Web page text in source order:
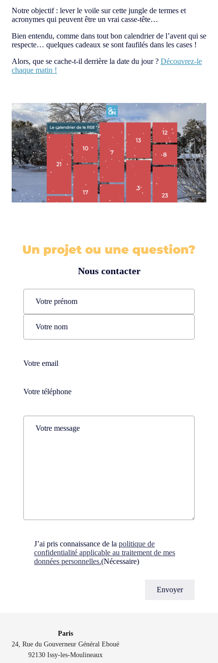
Notre objectif : lever le voile sur cette jungle de termes et
acronymes qui peuvent être un vrai casse-tête…
Bien entendu, comme dans tout bon calendrier de l’avent qui se
respecte… quelques cadeaux se sont faufilés dans les cases !
Alors, que se cache-t-il derrière la date du jour ? Découvrez-le
chaque matin !
Un projet ou une question?
Nous contacter
Name
Prénom
Téléphone(Nécessaire)
Téléphone(Nécessaire)
Comments
Consent(Nécessaire)
J’ai pris connaissance de la politique de
confidentialité applicable au traitement de mes
données personnelles.(Nécessaire)
Paris
24, Rue du Gouverneur Général Eboué
92130 Issy-les-Moulineaux